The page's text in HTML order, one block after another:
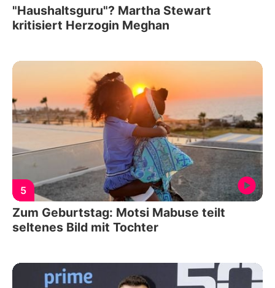
"Haushaltsguru"? Martha Stewart
kritisiert Herzogin Meghan
5
Zum Geburtstag: Motsi Mabuse teilt
seltenes Bild mit Tochter